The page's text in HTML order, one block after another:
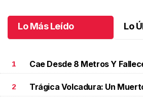
Lo Más Leído Lo
1 Cae Desde 8 Metros Y
2 Trágica Volcadura: Un